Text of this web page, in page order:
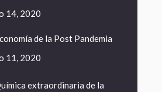
14, 2020
de la Post Pandemia
11, 2020
extraordinaria de la